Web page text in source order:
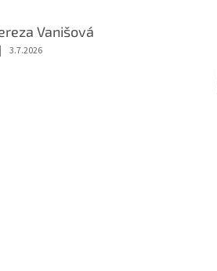
Vanišová
obchodu je 5 z 5 hvězdiček.
| 3.7.2026